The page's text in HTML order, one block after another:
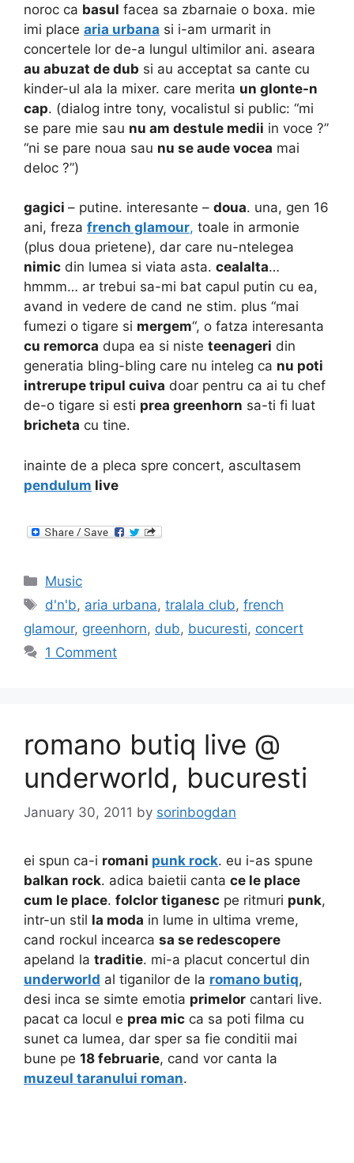
noroc ca basul facea sa zbarnaie o boxa. mie
imi place aria urbana si i-am urmarit in
concertele lor de-a lungul ultimilor ani. aseara
au abuzat de dub si au acceptat sa cante cu
kinder-ul ala la mixer. care merita un glonte-n
cap. (dialog intre tony, vocalistul si public: “mi
se pare mie sau nu am destule medii in voce ?”
“ni se pare noua sau nu se aude vocea mai
deloc ?”)
gagici – putine. interesante – doua. una, gen 16
ani, freza french glamour, toale in armonie
(plus doua prietene), dar care nu-ntelegea
nimic din lumea si viata asta. cealalta…
hmmm… ar trebui sa-mi bat capul putin cu ea,
avand in vedere de cand ne stim. plus “mai
fumezi o tigare si mergem“, o fatza interesanta
cu remorca dupa ea si niste teenageri din
generatia bling-bling care nu inteleg ca nu poti
intrerupe tripul cuiva doar pentru ca ai tu chef
de-o tigare si esti prea greenhorn sa-ti fi luat
bricheta cu tine.
inainte de a pleca spre concert, ascultasem
pendulum live
Categories
Music
Tags
d'n'b, aria urbana,tralala club,french
glamour, greenhorn, dub, bucuresti, concert
1 Comment
romano butiq live @
underworld, bucuresti
January 30, 2011 by sorinbogdan
ei spun ca-i romani punk rock. eu i-as spune
balkan rock. adica baietii canta ce le place
cum le place. folclor tiganesc pe ritmuri punk,
intr-un stil la moda in lume in ultima vreme,
cand rockul incearca sa se redescopere
apeland la traditie. mi-a placut concertul din
underworld al tiganilor de la romano butiq,
desi inca se simte emotia primelor cantari live.
pacat ca locul e prea mic ca sa poti filma cu
sunet ca lumea, dar sper sa fie conditii mai
bune pe 18 februarie, cand vor canta la
muzeul taranului roman.